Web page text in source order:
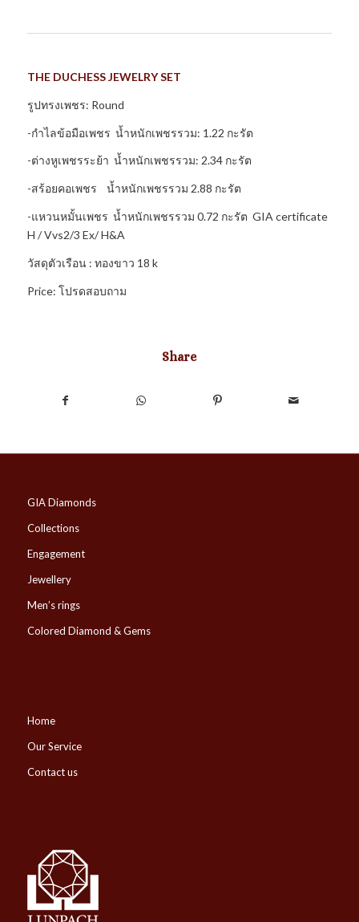
THE DUCHESS JEWELRY SET
รูปทรงเพชร: Round
-กำไลข้อมือเพชร น้ำหนักเพชรรวม: 1.22 กะรัต
-ต่างหูเพชรระย้า น้ำหนักเพชรรวม: 2.34 กะรัต
-สร้อยคอเพชร น้ำหนักเพชรรวม 2.88 กะรัต
-แหวนหมั้นเพชร น้ำหนักเพชรรวม 0.72 กะรัต GIA certificate
H / Vvs2/3 Ex/ H&A
วัสดุตัวเรือน : ทองขาว 18 k
Price: โปรดสอบถาม
Share
GIA Diamonds
Collections
Engagement
Jewellery
Men’s rings
Colored Diamond & Gems
Home
Our Service
Contact us